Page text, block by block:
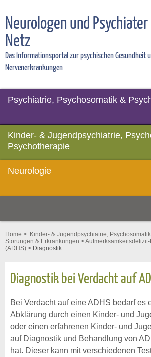
Neurologen und
Netz
Das Informationsportal zur psychischen Gesundheit
Nervenerkrankungen
Psychiatrie, Psychosomatik &
Kinder- & Jugendpsychiatrie,
Psychotherapie
Neurologie
Home > Kinder- & Jugendpsychiatrie,
Störungen & Erkrankungen >
(ADHS) > Diagnostik
Diagnostik bei Verdacht auf
Bei Verdacht auf eine ADHS bedarf es
Abklärung durch einen Kinder- und
oder einen erfahrenen Kinder- und
auf Diagnostik und Behandlung von
hat. Dieser kann mit verschiedenen